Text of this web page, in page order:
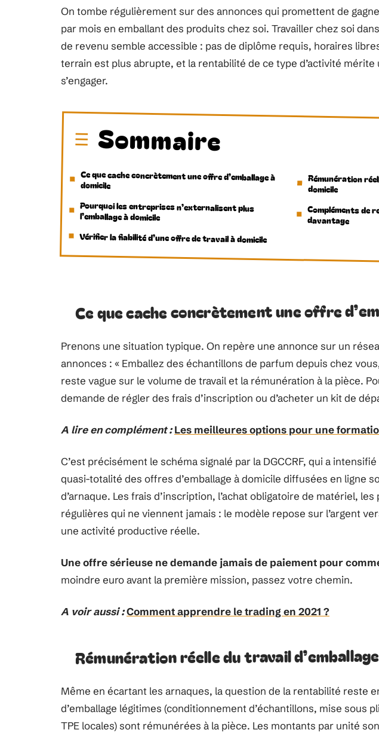
On tombe régulièrement sur des annonces qui promettent de
par mois en emballant des produits chez soi. Travailler chez soi
de revenu semble accessible : pas de diplôme requis, horaires
terrain est plus abrupte, et la rentabilité de ce type d’activité mérite
s’engager.
Sommaire
Ce que cache concrètement une offre d’emballage à
domicile Rémunération
domicile
Pourquoi les entreprises n’externalisent plus
l’emballage à domicile Compléments de
davantage
Vérifier la fiabilité d’une offre de travail à domicile
Ce que cache concrètement une offre
Prenons une situation typique. On repère une annonce sur un
annonces : « Emballez des échantillons de parfum depuis chez
reste vague sur le volume de travail et la rémunération à la pièce.
demande de régler des frais d’inscription ou d’acheter un kit de
A lire en complément : Les meilleures options pour une
C’est précisément le schéma signalé par la DGCCRF, qui a
quasi-totalité des offres d’emballage à domicile diffusées en ligne
d’arnaque. Les frais d’inscription, l’achat obligatoire de matériel,
régulières qui ne viennent jamais : le modèle repose sur l’argent
une activité productive réelle.
Une offre sérieuse ne demande jamais de paiement pour
moindre euro avant la première mission, passez votre chemin.
A voir aussi :Comment apprendre le trading en 2021 ?
Rémunération réelle du travail
Même en écartant les arnaques, la question de la rentabilité reste
d’emballage légitimes (conditionnement d’échantillons, mise sous
TPE locales) sont rémunérées à la pièce. Les montants par unité